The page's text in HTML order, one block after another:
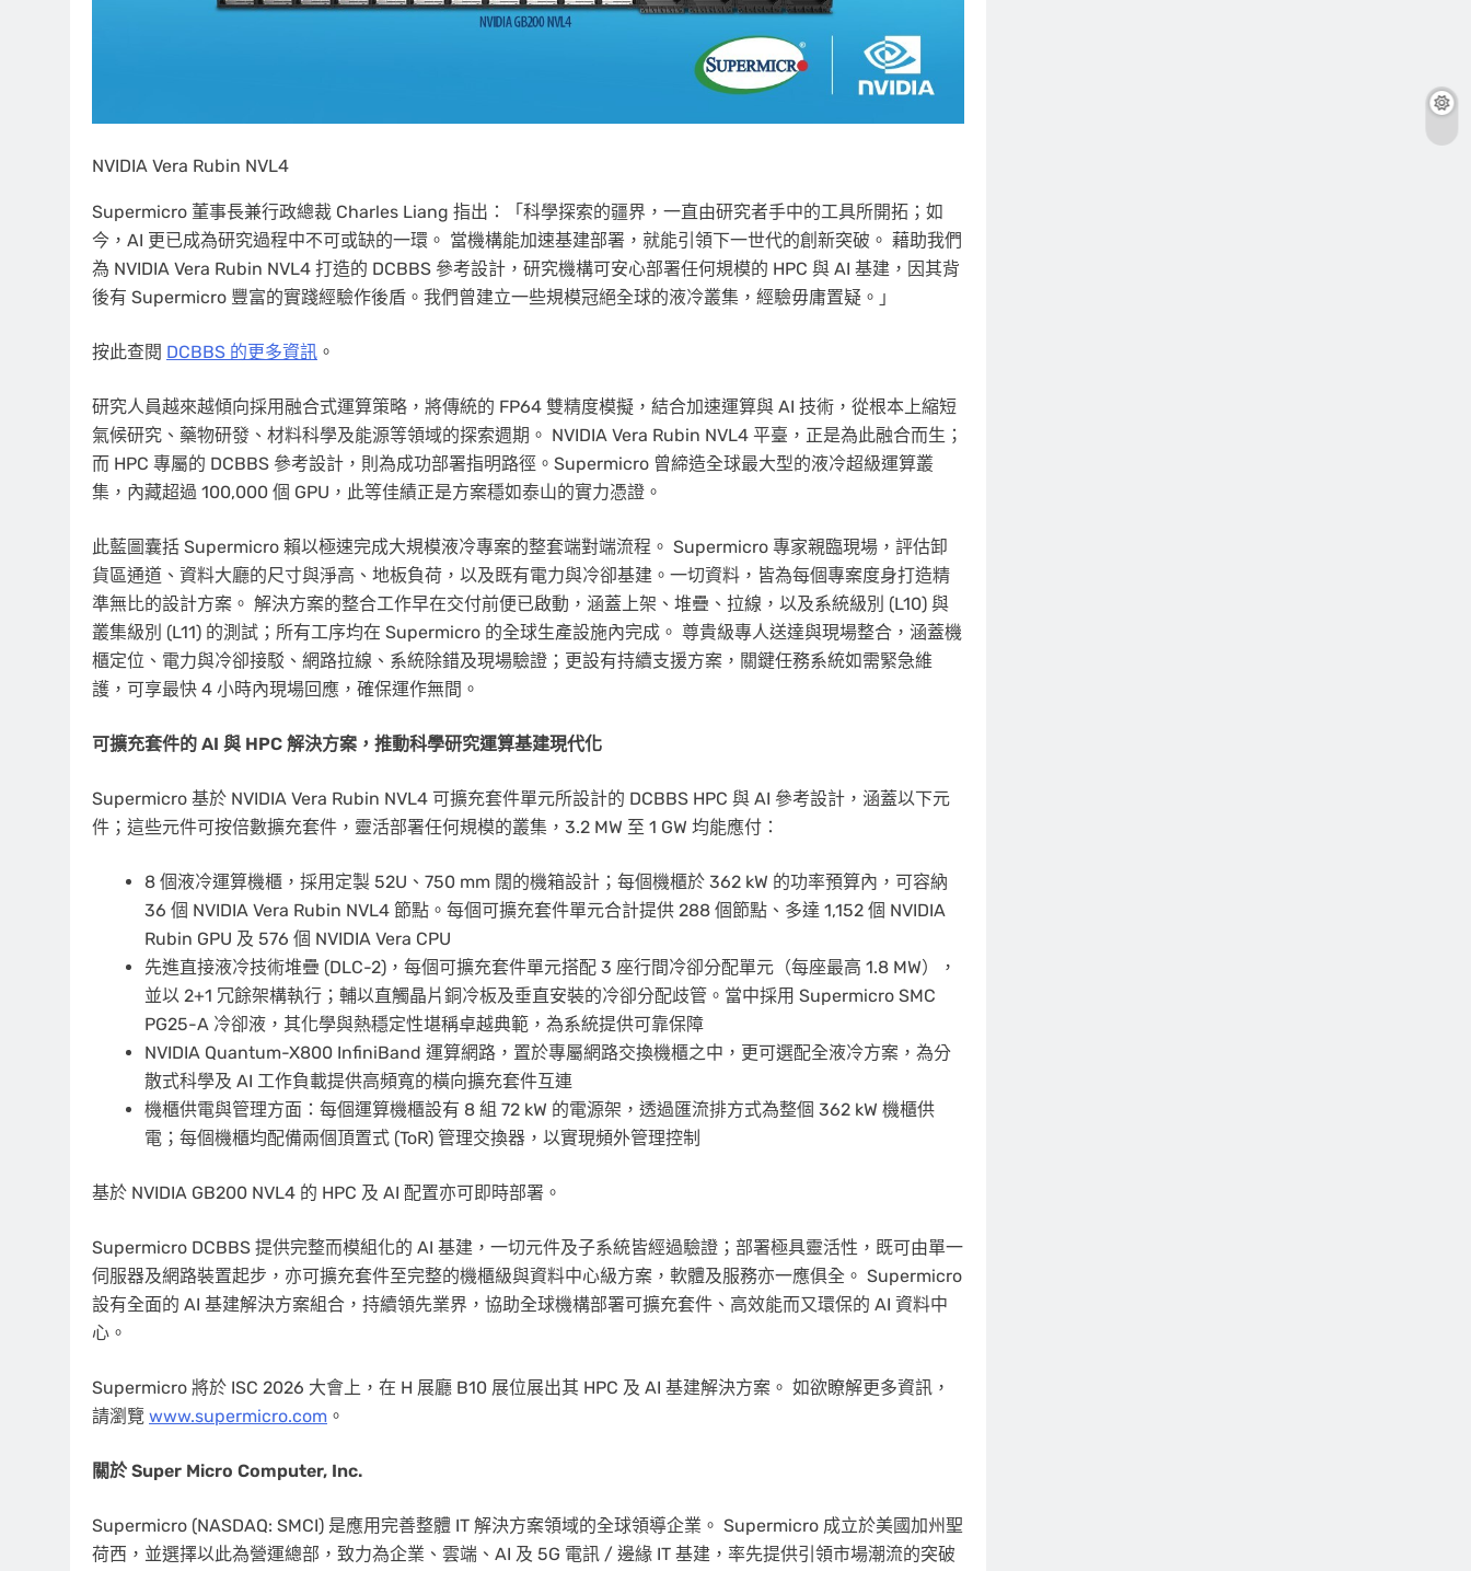
NVIDIA Vera Rubin NVL4
Supermicro 董事長兼行政總裁 Charles Liang 指出：「科學探索的疆界，一直由研究者手中的工具所開拓；如
今，AI 更已成為研究過程中不可或缺的一環。 當機構能加速基建部署，就能引領下一世代的創新突破。 藉助我們
為 NVIDIA Vera Rubin NVL4 打造的 DCBBS 參考設計，研究機構可安心部署任何規模的 HPC 與 AI 基建，因其背
後有 Supermicro 豐富的實踐經驗作後盾。我們曾建立一些規模冠絕全球的液冷叢集，經驗毋庸置疑。」
按此查閱 DCBBS 的更多資訊 。
研究人員越來越傾向採用融合式運算策略，將傳統的 FP64 雙精度模擬，結合加速運算與 AI 技術，從根本上縮短
氣候研究、藥物研發、材料科學及能源等領域的探索週期。 NVIDIA Vera Rubin NVL4 平臺，正是為此融合而生；
而 HPC 專屬的 DCBBS 參考設計，則為成功部署指明路徑。Supermicro 曾締造全球最大型的液冷超級運算叢
集，內藏超過 100,000 個 GPU，此等佳績正是方案穩如泰山的實力憑證。
此藍圖囊括 Supermicro 賴以極速完成大規模液冷專案的整套端對端流程。 Supermicro 專家親臨現場，評估卸
貨區通道、資料大廳的尺寸與淨高、地板負荷，以及既有電力與冷卻基建。一切資料，皆為每個專案度身打造精
準無比的設計方案。 解決方案的整合工作早在交付前便已啟動，涵蓋上架、堆疊、拉線，以及系統級別 (L10) 與
叢集級別 (L11) 的測試；所有工序均在 Supermicro 的全球生產設施內完成。 尊貴級專人送達與現場整合，涵蓋機
櫃定位、電力與冷卻接駁、網路拉線、系統除錯及現場驗證；更設有持續支援方案，關鍵任務系統如需緊急維
護，可享最快 4 小時內現場回應，確保運作無間。
可擴充套件的 AI 與 HPC 解決方案，推動科學研究運算基建現代化
Supermicro 基於 NVIDIA Vera Rubin NVL4 可擴充套件單元所設計的 DCBBS HPC 與 AI 參考設計，涵蓋以下元
件；這些元件可按倍數擴充套件，靈活部署任何規模的叢集，3.2 MW 至 1 GW 均能應付：
8 個液冷運算機櫃，採用定製 52U、750 mm 闊的機箱設計；每個機櫃於 362 kW 的功率預算內，可容納
36 個 NVIDIA Vera Rubin NVL4 節點。每個可擴充套件單元合計提供 288 個節點、多達 1,152 個 NVIDIA
Rubin GPU 及 576 個 NVIDIA Vera CPU
先進直接液冷技術堆疊 (DLC-2)，每個可擴充套件單元搭配 3 座行間冷卻分配單元（每座最高 1.8 MW），
並以 2+1 冗餘架構執行；輔以直觸晶片銅冷板及垂直安裝的冷卻分配歧管。當中採用 Supermicro SMC
PG25-A 冷卻液，其化學與熱穩定性堪稱卓越典範，為系統提供可靠保障
NVIDIA Quantum-X800 InfiniBand 運算網路，置於專屬網路交換機櫃之中，更可選配全液冷方案，為分
散式科學及 AI 工作負載提供高頻寬的橫向擴充套件互連
機櫃供電與管理方面：每個運算機櫃設有 8 組 72 kW 的電源架，透過匯流排方式為整個 362 kW 機櫃供
電；每個機櫃均配備兩個頂置式 (ToR) 管理交換器，以實現頻外管理控制
基於 NVIDIA GB200 NVL4 的 HPC 及 AI 配置亦可即時部署。
Supermicro DCBBS 提供完整而模組化的 AI 基建，一切元件及子系統皆經過驗證；部署極具靈活性，既可由單一
伺服器及網路裝置起步，亦可擴充套件至完整的機櫃級與資料中心級方案，軟體及服務亦一應俱全。 Supermicro
設有全面的 AI 基建解決方案組合，持續領先業界，協助全球機構部署可擴充套件、高效能而又環保的 AI 資料中
心。
Supermicro 將於 ISC 2026 大會上，在 H 展廳 B10 展位展出其 HPC 及 AI 基建解決方案。 如欲瞭解更多資訊，
請瀏覽 www.supermicro.com 。
關於 Super Micro Computer, Inc.
Supermicro (NASDAQ: SMCI) 是應用完善整體 IT 解決方案領域的全球領導企業。 Supermicro 成立於美國加州聖
荷西，並選擇以此為營運總部，致力為企業、雲端、AI 及 5G 電訊 / 邊緣 IT 基建，率先提供引領市場潮流的突破